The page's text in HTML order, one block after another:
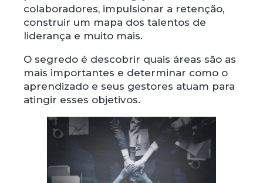
colaboradores, impulsionar a retenção,
construir um mapa dos talentos de
liderança e muito mais.
O segredo é descobrir quais áreas são as
mais importantes e determinar como o
aprendizado e seus gestores atuam para
atingir esses objetivos.